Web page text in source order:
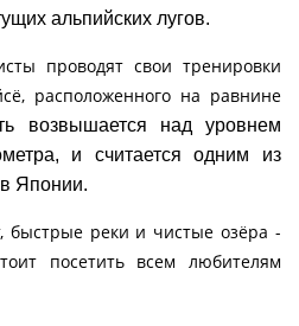
альпийских лугов.
проводят свои тренировки
расположенного на равнине
возвышается над уровнем
и считается одним из
Японии.
быстрые реки и чистые озёра -
посетить всем любителям